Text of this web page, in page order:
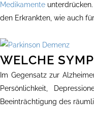
Medikamente
den Erkrankten, wie auch
WELCHE
Im Gegensatz zur
Persönlichkeit,
Beeinträchtigung des